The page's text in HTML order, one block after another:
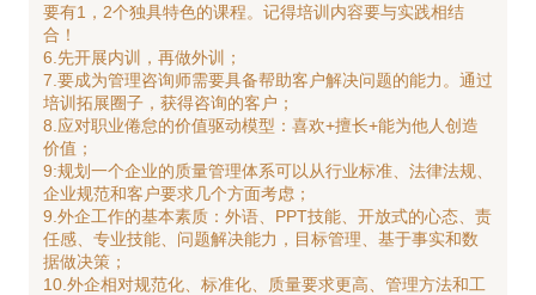
要有1，2个独具特色的课程。记得培训内容要与实践相结
合！
6.先开展内训，再做外训；
7.要成为管理咨询师需要具备帮助客户解决问题的能力。通过
培训拓展圈子，获得咨询的客户；
8.应对职业倦怠的价值驱动模型：喜欢+擅长+能为他人创造
价值；
9:规划一个企业的质量管理体系可以从行业标准、法律法规、
企业规范和客户要求几个方面考虑；
9.外企工作的基本素质：外语、PPT技能、开放式的心态、责
任感、专业技能、问题解决能力，目标管理、基于事实和数
据做决策；
10.外企相对规范化、标准化、质量要求更高、管理方法和工